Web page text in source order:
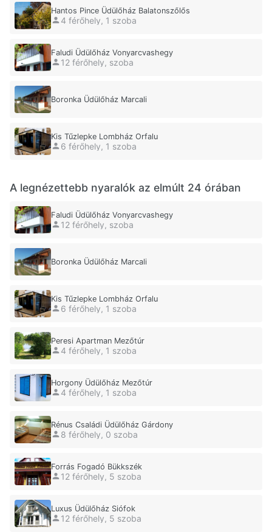
Hantos Pince Üdülőház Balatonszőlős
4 férőhely, 1 szoba
Faludi Üdülőház Vonyarcvashegy
12 férőhely, szoba
Boronka Üdülőház Marcali
Kis Tűzlepke Lombház Orfalu
6 férőhely, 1 szoba
A legnézettebb nyaralók az elmúlt 24 órában
Faludi Üdülőház Vonyarcvashegy
12 férőhely, szoba
Boronka Üdülőház Marcali
Kis Tűzlepke Lombház Orfalu
6 férőhely, 1 szoba
Peresi Apartman Mezőtúr
4 férőhely, 1 szoba
Horgony Üdülőház Mezőtúr
4 férőhely, 1 szoba
Rénus Családi Üdülőház Gárdony
8 férőhely, 0 szoba
Forrás Fogadó Bükkszék
12 férőhely, 5 szoba
Luxus Üdülőház Siófok
12 férőhely, 5 szoba